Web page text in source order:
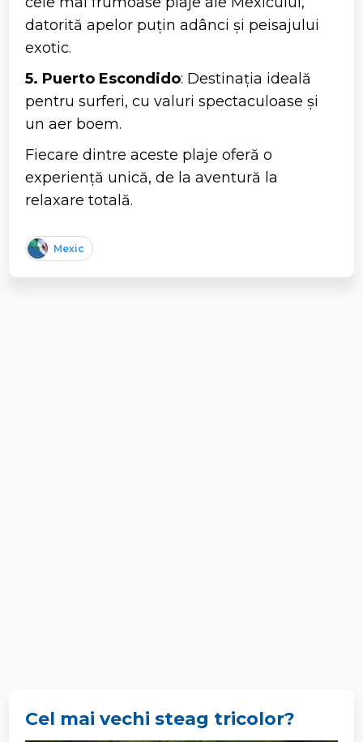
datorită apelor puțin adânci și peisajului
exotic.
5. Puerto Escondido: Destinația ideală
pentru surferi, cu valuri spectaculoase și
un aer boem.
Fiecare dintre aceste plaje oferă o
experiență unică, de la aventură la
relaxare totală.
Mexic
Cel mai vechi steag tricolor?